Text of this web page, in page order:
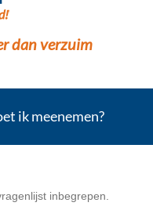
dan verzuim
ik meenemen?
inbegrepen.